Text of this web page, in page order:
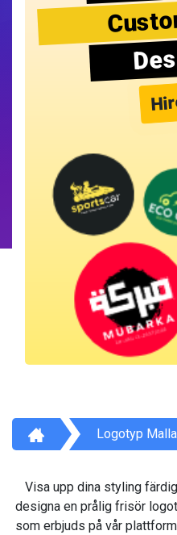
Logotyp
Visa upp dina styling
designa en prålig frisör
som erbjuds på vår